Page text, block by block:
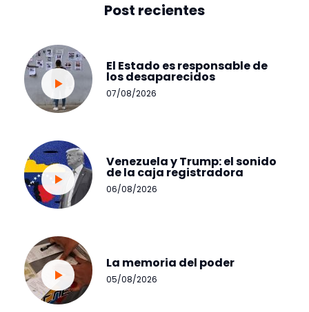
Post recientes
El Estado es responsable de
los desaparecidos
07/08/2026
Venezuela y Trump: el sonido
de la caja registradora
06/08/2026
La memoria del poder
05/08/2026